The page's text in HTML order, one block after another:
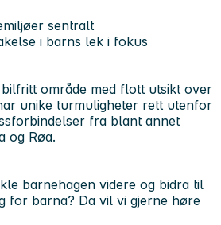
sentralt
i barns lek i fokus
område med flott utsikt over
unike turmuligheter rett utenfor
fra blant annet
og Røa.
barnehagen videre og bidra til
for barna? Da vil vi gjerne høre